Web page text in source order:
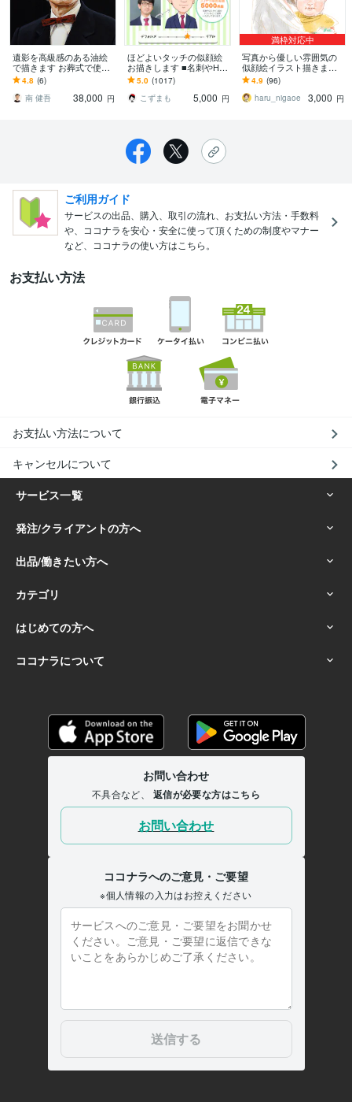
遺影を高級感のある油絵
で描きます お葬式で使用
した後は永くお家に飾る
ことができます
4.8 (6)
南 健吾
38,000 円
ほどよいタッチの似顔絵
お描きします ■名刺やHP
のスタッフ紹介、アイコ
ンにも使いやすい！
5.0 (1017)
こずまも
5,000 円
満枠対応中
写真から優しい雰囲気の
似顔絵イラスト描きます
記念日/贈り物/お祝い等大
切な機会に♪ご満足いくま
で調整◎
4.9 (96)
haru_nigaoe
3,000 円
ご利用ガイド
サービスの出品、購入、取引の流れ、お支払い方法・手数料
や、ココナラを安心・安全に使って頂くための制度やマナー
など、ココナラの使い方はこちら。
お支払い方法
お支払い方法について
キャンセルについて